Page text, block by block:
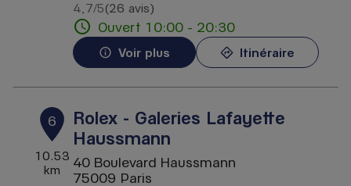
4,7/5 Note de 4.7 sur 5
(26 avis)
Ouvert 10:00 - 20:30
Voir plus Itinéraire
6
10.53
km
Rolex - Galeries Lafayette
Haussmann
40 Boulevard Haussmann
75009 Paris